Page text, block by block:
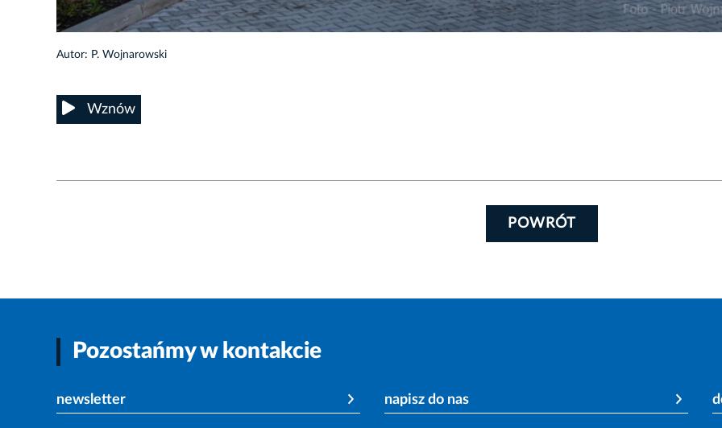
Autor: P. Wojnarowski
Wznów
POWRÓT
Pozostańmy w kontakcie
newsletter napisz do nas